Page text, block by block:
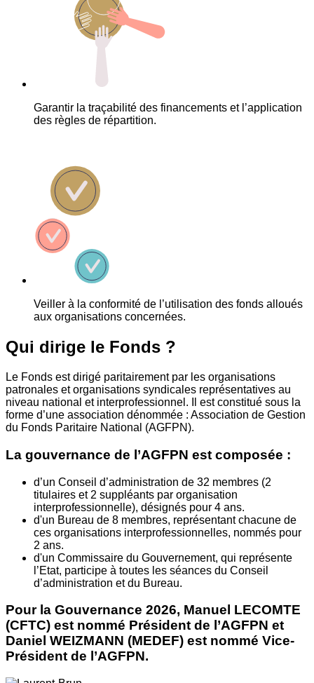
Garantir la traçabilité des financements et l’application
des règles de répartition.
Veiller à la conformité de l’utilisation des fonds alloués
aux organisations concernées.
Qui dirige le Fonds ?
Le Fonds est dirigé paritairement par les organisations
patronales et organisations syndicales représentatives au
niveau national et interprofessionnel. Il est constitué sous la
forme d’une association dénommée : Association de Gestion
du Fonds Paritaire National (AGFPN).
La gouvernance de l’AGFPN est composée :
d’un Conseil d’administration de 32 membres (2
titulaires et 2 suppléants par organisation
interprofessionnelle), désignés pour 4 ans.
d'un Bureau de 8 membres, représentant chacune de
ces organisations interprofessionnelles, nommés pour
2 ans.
d'un Commissaire du Gouvernement, qui représente
l’Etat, participe à toutes les séances du Conseil
d’administration et du Bureau.
Pour la Gouvernance 2026, Manuel LECOMTE
(CFTC) est nommé Président de l’AGFPN et
Daniel WEIZMANN (MEDEF) est nommé Vice-
Président de l’AGFPN.